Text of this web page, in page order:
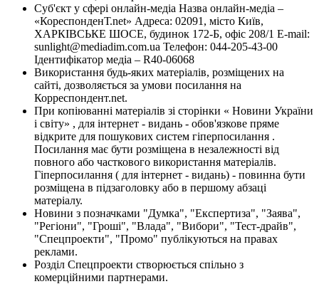
Суб'єкт у сфері онлайн-медіа Назва онлайн-медіа –
«КореспонденТ.net» Адреса: 02091, місто Київ,
ХАРКІВСЬКЕ ШОСЕ, будинок 172-Б, офіс 208/1 E-mail:
sunlight@mediadim.com.ua Телефон: 044-205-43-00
Ідентифікатор медіа – R40-06068
Використання будь-яких матеріалів, розміщених на
сайті, дозволяється за умови посилання на
Корреспондент.net.
При копіюванні матеріалів зі сторінки « Новини України
і світу» , для інтернет - видань - обов'язкове пряме
відкрите для пошукових систем гіперпосилання .
Посилання має бути розміщена в незалежності від
повного або часткового використання матеріалів.
Гіперпосилання ( для інтернет - видань) - повинна бути
розміщена в підзаголовку або в першому абзаці
матеріалу.
Новини з позначками "Думка", "Експертиза", "Заява",
"Регіони", "Гроші", "Влада", "Вибори", "Тест-драйв",
"Спецпроекти", "Промо" публікуються на правах
реклами.
Розділ Спецпроекти створюється спільно з
комерційними партнерами.